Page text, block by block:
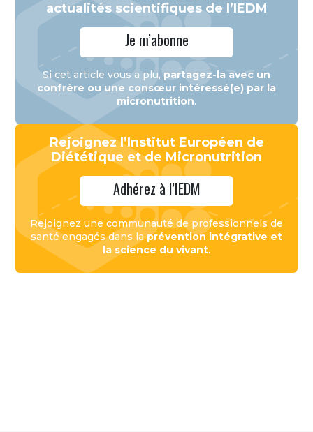
actualités scientifiques de l’IEDM
Je m’abonne
Si cet article vous a plu, partagez-la avec un
confrère ou une consœur intéressé(e) par la
micronutrition.
Rejoignez l’Institut Européen de
Diététique et de Micronutrition
Adhérez à l’IEDM
Rejoignez une communauté de professionnels de
santé engagés dans laprévention intégrative et
la science du vivant.